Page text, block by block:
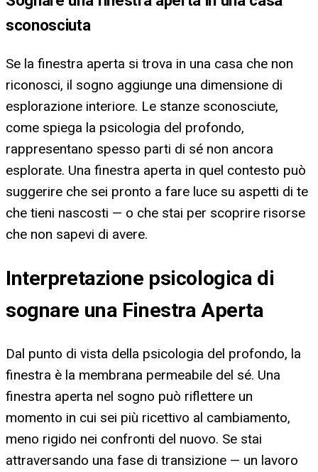
sconosciuta
Se la finestra aperta si trova in una casa che non
riconosci, il sogno aggiunge una dimensione di
esplorazione interiore. Le stanze sconosciute,
come spiega la psicologia del profondo,
rappresentano spesso parti di sé non ancora
esplorate. Una finestra aperta in quel contesto può
suggerire che sei pronto a fare luce su aspetti di te
che tieni nascosti — o che stai per scoprire risorse
che non sapevi di avere.
Interpretazione psicologica di
sognare una Finestra Aperta
Dal punto di vista della psicologia del profondo, la
finestra è la membrana permeabile del sé. Una
finestra aperta nel sogno può riflettere un
momento in cui sei più ricettivo al cambiamento,
meno rigido nei confronti del nuovo. Se stai
attraversando una fase di transizione — un lavoro